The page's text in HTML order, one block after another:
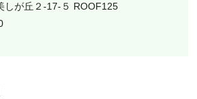
しが丘２-17-５ ROOF125